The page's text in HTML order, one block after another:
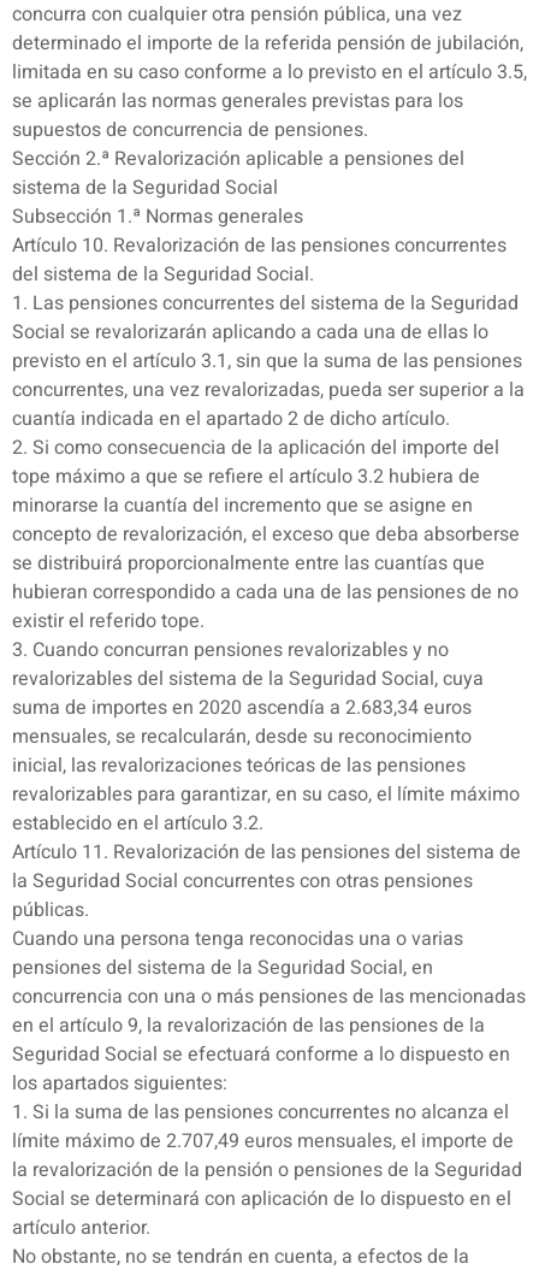
concurra con cualquier otra pensión pública, una vez
determinado el importe de la referida pensión de jubilación,
limitada en su caso conforme a lo previsto en el artículo 3.5,
se aplicarán las normas generales previstas para los
supuestos de concurrencia de pensiones.
Sección 2.ª Revalorización aplicable a pensiones del
sistema de la Seguridad Social
Subsección 1.ª Normas generales
Artículo 10. Revalorización de las pensiones concurrentes
del sistema de la Seguridad Social.
1. Las pensiones concurrentes del sistema de la Seguridad
Social se revalorizarán aplicando a cada una de ellas lo
previsto en el artículo 3.1, sin que la suma de las pensiones
concurrentes, una vez revalorizadas, pueda ser superior a la
cuantía indicada en el apartado 2 de dicho artículo.
2. Si como consecuencia de la aplicación del importe del
tope máximo a que se refiere el artículo 3.2 hubiera de
minorarse la cuantía del incremento que se asigne en
concepto de revalorización, el exceso que deba absorberse
se distribuirá proporcionalmente entre las cuantías que
hubieran correspondido a cada una de las pensiones de no
existir el referido tope.
3. Cuando concurran pensiones revalorizables y no
revalorizables del sistema de la Seguridad Social, cuya
suma de importes en 2020 ascendía a 2.683,34 euros
mensuales, se recalcularán, desde su reconocimiento
inicial, las revalorizaciones teóricas de las pensiones
revalorizables para garantizar, en su caso, el límite máximo
establecido en el artículo 3.2.
Artículo 11. Revalorización de las pensiones del sistema de
la Seguridad Social concurrentes con otras pensiones
públicas.
Cuando una persona tenga reconocidas una o varias
pensiones del sistema de la Seguridad Social, en
concurrencia con una o más pensiones de las mencionadas
en el artículo 9, la revalorización de las pensiones de la
Seguridad Social se efectuará conforme a lo dispuesto en
los apartados siguientes:
1. Si la suma de las pensiones concurrentes no alcanza el
límite máximo de 2.707,49 euros mensuales, el importe de
la revalorización de la pensión o pensiones de la Seguridad
Social se determinará con aplicación de lo dispuesto en el
artículo anterior.
No obstante, no se tendrán en cuenta, a efectos de la